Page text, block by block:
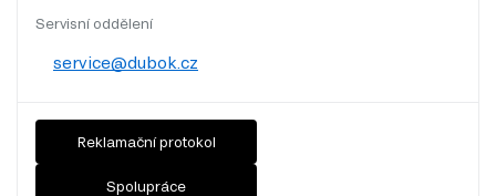
Servisní oddělení
service@dubok.cz
Reklamační protokol
Spolupráce